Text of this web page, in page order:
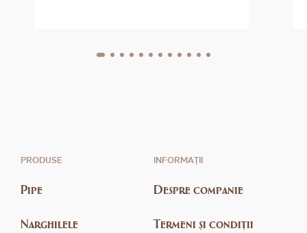
PRODUSE
Pipe
Narghilele
INFORMAȚII
Despre companie
Termeni și condiții